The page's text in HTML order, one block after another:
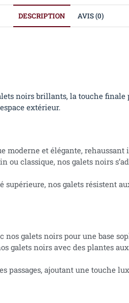
DESCRIPTION AVIS (0)
noirs brillants, la touche
extérieur.
moderne et élégante,
ou classique, nos galets noirs
supérieure, nos galets résistent
nos galets noirs pour une base
galets noirs avec des plantes
passages, ajoutant une touche